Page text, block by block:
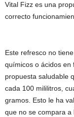
Vital Fizz es una
correcto
Este refresco no
químicos o ácidos en
propuesta saludable
cada 100 mililitros,
gramos. Esto le ha
que no se compara